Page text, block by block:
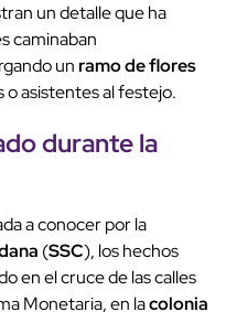
un detalle que ha
caminaban
unramo de flores
o asistentes al festejo.
durante la
a conocer por la
(SSC), los hechos
en el cruce de las calles
Monetaria, en lacolonia